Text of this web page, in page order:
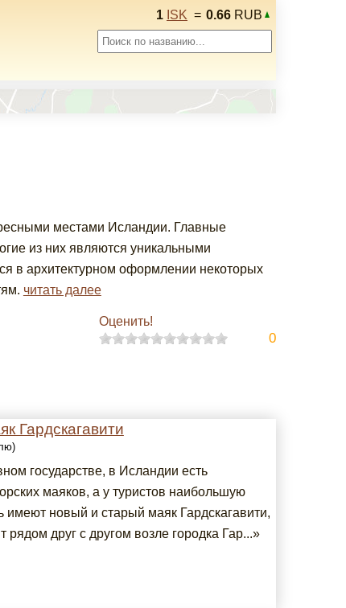
1 ISK = 0.66 RUB
местами Исландии. Главные
из них являются уникальными
в архитектурном оформлении некоторых
читать далее
Оценить!
0
Гардскагавити
государстве, в Исландии есть
маяков, а у туристов наибольшую
имеют новый и старый маяк Гардскагавити,
рядом друг с другом возле городка Гар...»